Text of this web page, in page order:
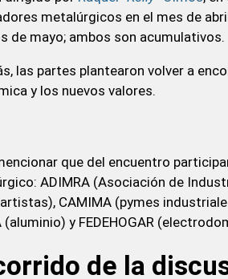
metalúrgicos en el mes de
de mayo; ambos son acumulativos.
las partes plantearon volver a
y los nuevos valores.
que del encuentro
ADIMRA (Asociación de
CAMIMA (pymes
(aluminio) y FEDEHOGAR
de la